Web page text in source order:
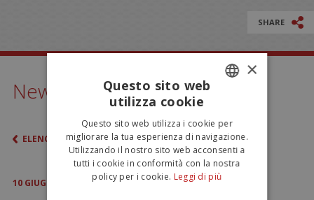
Pasqua sorprendente
Iniziative Speciali
SHARE
News ed eventi
ELENCO
10 GIUGNO
ENGLISH
×
Questo sito web
utilizza cookie
Questo sito web utilizza i cookie per
migliorare la tua esperienza di navigazione.
Utilizzando il nostro sito web acconsenti a
tutti i cookie in conformità con la nostra
policy per i cookie. Leggi di più